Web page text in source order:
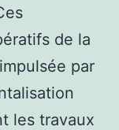
de la
par
les travaux